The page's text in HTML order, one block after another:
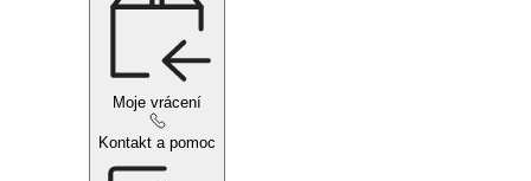
Moje vrácení
Kontakt a pomoc